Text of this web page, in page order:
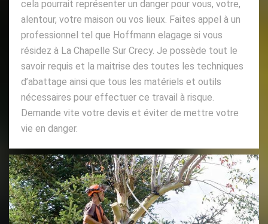
cela pourrait représenter un danger pour vous, votre,
alentour, votre maison ou vos lieux. Faites appel à un
professionnel tel que Hoffmann elagage si vous
résidez à La Chapelle Sur Crecy. Je possède tout le
savoir requis et la maitrise des toutes les techniques
d’abattage ainsi que tous les matériels et outils
nécessaires pour effectuer ce travail à risque.
Demande vite votre devis et éviter de mettre votre
vie en danger.